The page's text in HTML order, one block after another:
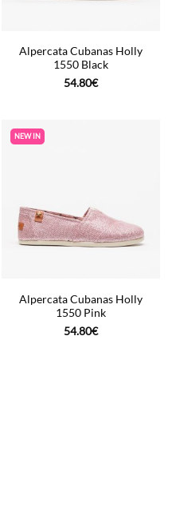
Alpercata Cubanas Holly
1550 Black
54.80€
NEW IN
Alpercata Cubanas Holly
1550 Pink
54.80€